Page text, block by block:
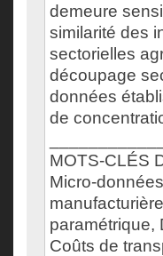
demeure
similarité des
sectorielles
découpage
données
de
MOTS-CLÉS
Micro-
paramétrique,
Coûts de